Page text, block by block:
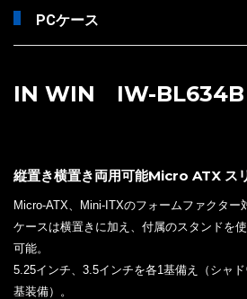
PCケース
IN WIN IW-BL634B
縦置き横置き両用可能Micro ATX ス
Micro-ATX、Mini-ITXのフォームファクター
ケースは横置きに加え、付属のスタンドを
可能。
5.25インチ、3.5インチを各1基備え（シャ
基装備）。